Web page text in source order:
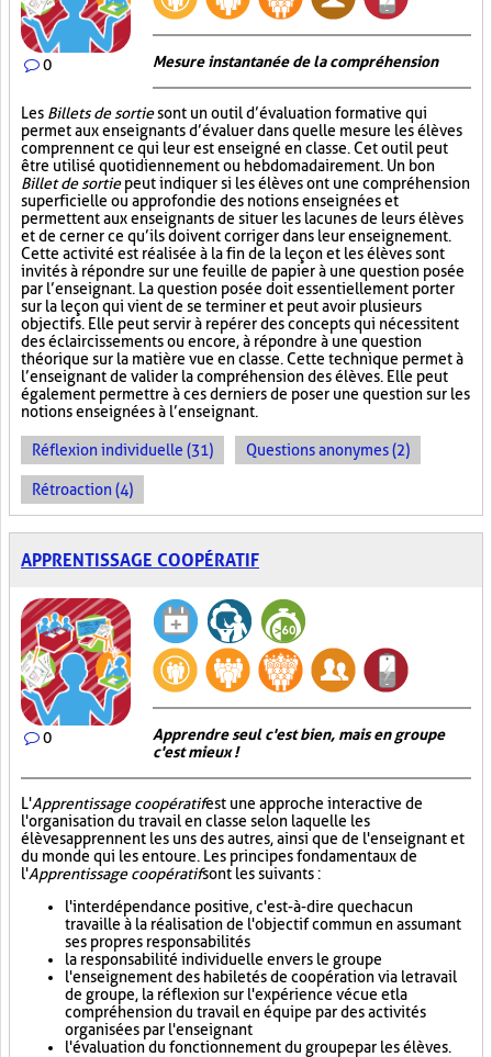
0 Mesure instantanée de la compréhension
Les Billets de sortiesont un outil d’évaluation formative qui
permet aux enseignants d’évaluer dans quelle mesure les élèves
comprennent ce qui leur est enseigné en classe. Cet outil peut
être utilisé quotidiennement ou hebdomadairement. Un bon
Billet de sortiepeut indiquer si les élèves ont une compréhension
superficielle ou approfondie des notions enseignées et
permettent aux enseignants de situer les lacunes de leurs élèves
et de cerner ce qu’ils doivent corriger dans leur enseignement.
Cette activité est réalisée à la fin de la leçon et les élèves sont
invités à répondre sur une feuille de papier à une question posée
par l’enseignant. La question posée doit essentiellement porter
sur la leçon qui vient de se terminer et peut avoir plusieurs
objectifs. Elle peut servir à repérer des concepts qui nécessitent
des éclaircissements ou encore, à répondre à une question
théorique sur la matière vue en classe. Cette technique permet à
l’enseignant de valider la compréhension des élèves. Elle peut
également permettre à ces derniers de poser une question sur les
notions enseignées à l’enseignant.
Réflexion individuelle (31) Questions anonymes (2)
Rétroaction (4)
APPRENTISSAGE COOPÉRATIF
0
Apprendre seul c'est bien, mais en groupe
c'est mieux !
L'Apprentissage coopératifest une approche interactive de
l'organisation du travail en classe selon laquelle les
élèves apprennent les uns des autres, ainsi que de l'enseignant et
du monde qui les entoure. Les principes fondamentaux de
l'Apprentissage coopératifsont les suivants :
l'interdépendance positive, c'est-à-dire que chacun
travaille à la réalisation de l'objectif commun en assumant
ses propres responsabilités
la responsabilité individuelle envers le groupe
l'enseignement des habiletés de coopération via le travail
de groupe, la réflexion sur l'expérience vécue et la
compréhension du travail en équipe par des activités
organisées par l'enseignant
l'évaluation du fonctionnement du groupe par les élèves.